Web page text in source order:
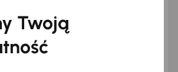
TCe Salon Polska
Twoją